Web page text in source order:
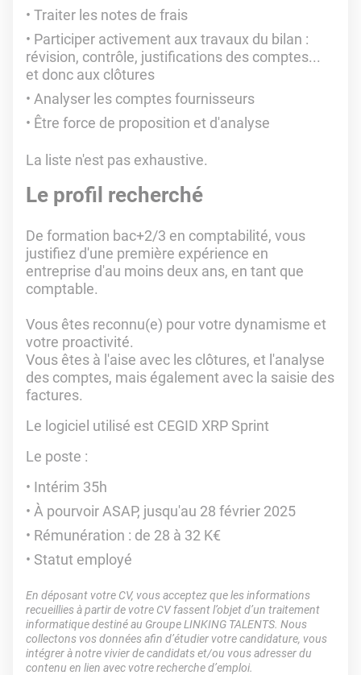
Traiter les notes de frais
Participer activement aux travaux du bilan :
révision, contrôle, justifications des comptes...
et donc aux clôtures
Analyser les comptes fournisseurs
Être force de proposition et d'analyse
La liste n'est pas exhaustive.
Le profil recherché
De formation bac+2/3 en comptabilité, vous
justifiez d'une première expérience en
entreprise d'au moins deux ans, en tant que
comptable.
Vous êtes reconnu(e) pour votre dynamisme et
votre proactivité.
Vous êtes à l'aise avec les clôtures, et l'analyse
des comptes, mais également avec la saisie des
factures.
Le logiciel utilisé est CEGID XRP Sprint
Le poste :
Intérim 35h
À pourvoir ASAP, jusqu'au 28 février 2025
Rémunération : de 28 à 32 K€
Statut employé
En déposant votre CV, vous acceptez que les informations
recueillies à partir de votre CV fassent l’objet d’un traitement
informatique destiné au Groupe LINKING TALENTS. Nous
collectons vos données afin d’étudier votre candidature, vous
intégrer à notre vivier de candidats et/ou vous adresser du
contenu en lien avec votre recherche d’emploi.